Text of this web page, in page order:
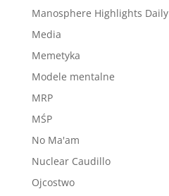
Manosphere Highlights Daily
Media
Memetyka
Modele mentalne
MRP
MŚP
No Ma'am
Nuclear Caudillo
Ojcostwo